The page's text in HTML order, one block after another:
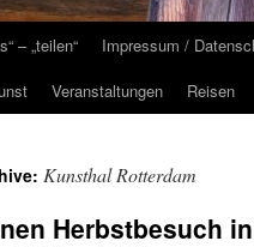
– „teilen“ Impressum /
Veranstaltungen Reisen
Kunsthal Rotterdam
Herbstbesuch